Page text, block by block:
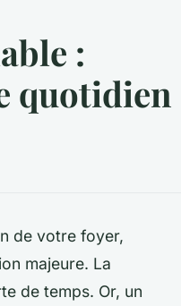
:
quotidien
de votre foyer,
majeure. La
de temps. Or, un